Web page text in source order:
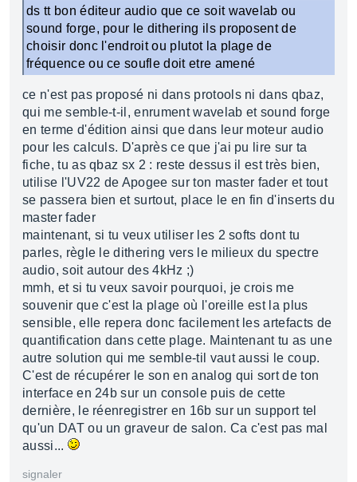
ds tt bon éditeur audio que ce soit wavelab ou
sound forge, pour le dithering ils proposent de
choisir donc l'endroit ou plutot la plage de
fréquence ou ce soufle doit etre amené
ce n'est pas proposé ni dans protools ni dans qbaz,
qui me semble-t-il, enrument wavelab et sound forge
en terme d'édition ainsi que dans leur moteur audio
pour les calculs. D'après ce que j'ai pu lire sur ta
fiche, tu as qbaz sx 2 : reste dessus il est très bien,
utilise l'UV22 de Apogee sur ton master fader et tout
se passera bien et surtout, place le en fin d'inserts du
master fader
maintenant, si tu veux utiliser les 2 softs dont tu
parles, règle le dithering vers le milieux du spectre
audio, soit autour des 4kHz ;)
mmh, et si tu veux savoir pourquoi, je crois me
souvenir que c'est la plage où l'oreille est la plus
sensible, elle repera donc facilement les artefacts de
quantification dans cette plage. Maintenant tu as une
autre solution qui me semble-til vaut aussi le coup.
C'est de récupérer le son en analog qui sort de ton
interface en 24b sur un console puis de cette
dernière, le réenregistrer en 16b sur un support tel
qu'un DAT ou un graveur de salon. Ca c'est pas mal
aussi...
signaler